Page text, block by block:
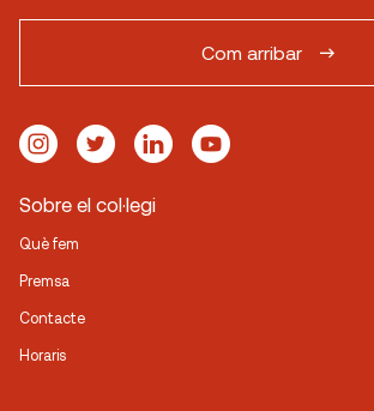
Com arribar
Sobre el col·legi
Què fem
Premsa
Contacte
Horaris